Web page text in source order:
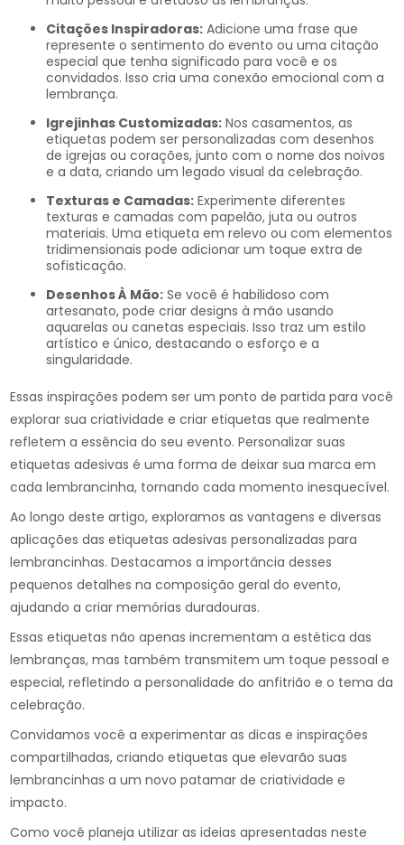
Citações Inspiradoras: Adicione uma frase que
represente o sentimento do evento ou uma citação
especial que tenha significado para você e os
convidados. Isso cria uma conexão emocional com a
lembrança.
Igrejinhas Customizadas: Nos casamentos, as
etiquetas podem ser personalizadas com desenhos
de igrejas ou corações, junto com o nome dos noivos
e a data, criando um legado visual da celebração.
Texturas e Camadas: Experimente diferentes
texturas e camadas com papelão, juta ou outros
materiais. Uma etiqueta em relevo ou com elementos
tridimensionais pode adicionar um toque extra de
sofisticação.
Desenhos À Mão: Se você é habilidoso com
artesanato, pode criar designs à mão usando
aquarelas ou canetas especiais. Isso traz um estilo
artístico e único, destacando o esforço e a
singularidade.
Essas inspirações podem ser um ponto de partida para você
explorar sua criatividade e criar etiquetas que realmente
refletem a essência do seu evento. Personalizar suas
etiquetas adesivas é uma forma de deixar sua marca em
cada lembrancinha, tornando cada momento inesquecível.
Ao longo deste artigo, exploramos as vantagens e diversas
aplicações das etiquetas adesivas personalizadas para
lembrancinhas. Destacamos a importância desses
pequenos detalhes na composição geral do evento,
ajudando a criar memórias duradouras.
Essas etiquetas não apenas incrementam a estética das
lembranças, mas também transmitem um toque pessoal e
especial, refletindo a personalidade do anfitrião e o tema da
celebração.
Convidamos você a experimentar as dicas e inspirações
compartilhadas, criando etiquetas que elevarão suas
lembrancinhas a um novo patamar de criatividade e
impacto.
Como você planeja utilizar as ideias apresentadas neste